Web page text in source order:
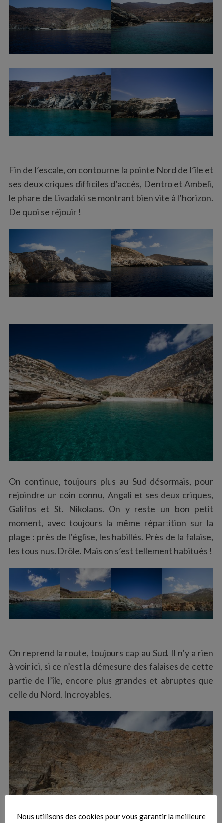
Fin de l’escale, on contourne la pointe Nord de l’île et
ses deux criques difficiles d’accès, Dentro et Ambeli,
le phare de Livadaki se montrant bien vite à l’horizon.
De quoi se réjouir !
On continue, toujours plus au Sud désormais, pour
rejoindre un coin connu, Angali et ses deux criques,
Galifos et St. Nikolaos. On y reste un bon petit
moment, avec toujours la même répartition sur la
plage : près de l’église, les habillés. Près de la falaise,
les tous nus. Drôle. Mais on s’est tellement habitués !
On reprend la route, toujours cap au Sud. Il n’y a rien
à voir ici, si ce n’est la démesure des falaises de cette
partie de l’île, encore plus grandes et abruptes que
celle du Nord. Incroyables.
S
r
c
h
o
r
:
Nous utilisons des cookies pour vous garantir la meilleure